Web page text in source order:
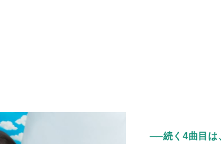
──続く4曲目は